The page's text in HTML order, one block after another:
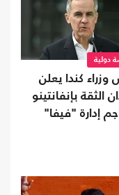
دولية
وزراء كندا يعلن
الثقة بإنفانتينو
إدارة "فيفا"